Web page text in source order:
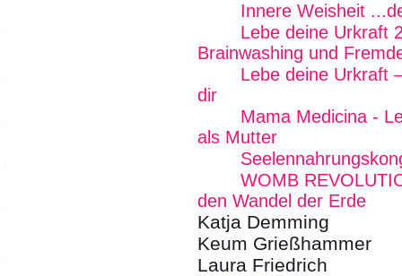
Innere Weisheit
Lebe deine Urkraft
Brainwashing und
Lebe deine Urkraft
dir
Mama Medicina -
als Mutter
WOMB
den Wandel der Erde
Katja Demming
Keum Grießhammer
Laura Friedrich